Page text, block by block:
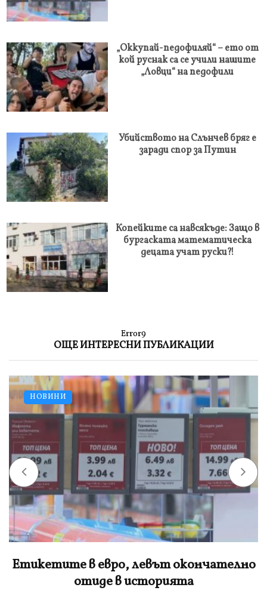
„Оккупай-педофиляй“ – ето от
кой руснак са се учили нашите
„Ловци“ на педофили
Убийството на Слънчев бряг е
заради спор за Путин
Копейките са навсякъде: Защо в
бургаската математическа
децата учат руски?!
Error9
ОЩЕ ИНТЕРЕСНИ ПУБЛИКАЦИИ
НОВИНИ
Етикетите в евро, левът окончателно
отиде в историята